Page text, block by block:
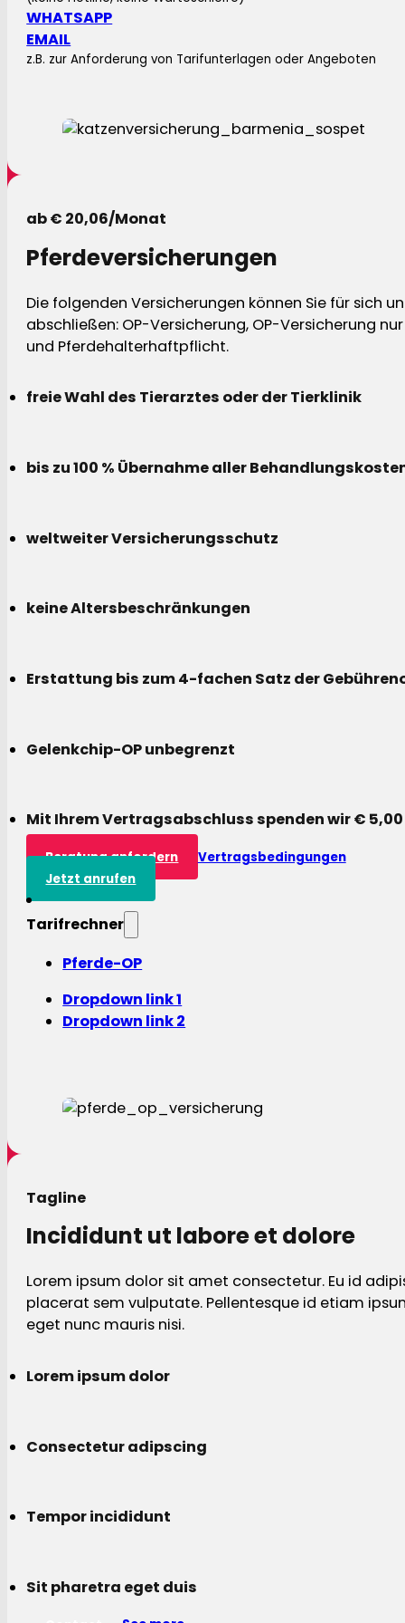
WHATSAPP
EMAIL
z.B. zur Anforderung von Tarifunterlagen oder Angeboten
ab € 20,06/Monat
Pferdeversicherungen
Die folgenden Versicherungen können Sie für sich
abschließen: OP-Versicherung, OP-Versicherung
und Pferdehalterhaftpflicht.
freie Wahl des Tierarztes oder der Tierklinik
bis zu 100 % Übernahme aller
weltweiter Versicherungsschutz
keine Altersbeschränkungen
Erstattung bis zum 4-fachen Satz der
Gelenkchip-OP unbegrenzt
Mit Ihrem Vertragsabschluss spenden wir €
Beratung anfordern
Vertragsbedingungen
Jetzt anrufen
Tarifrechner
Pferde-OP
Dropdown link 1
Dropdown link 2
Tagline
Incididunt ut labore et dolore
Lorem ipsum dolor sit amet consectetur. Eu id
placerat sem vulputate. Pellentesque id etiam
eget nunc mauris nisi.
Lorem ipsum dolor
Consectetur adipscing
Tempor incididunt
Sit pharetra eget duis